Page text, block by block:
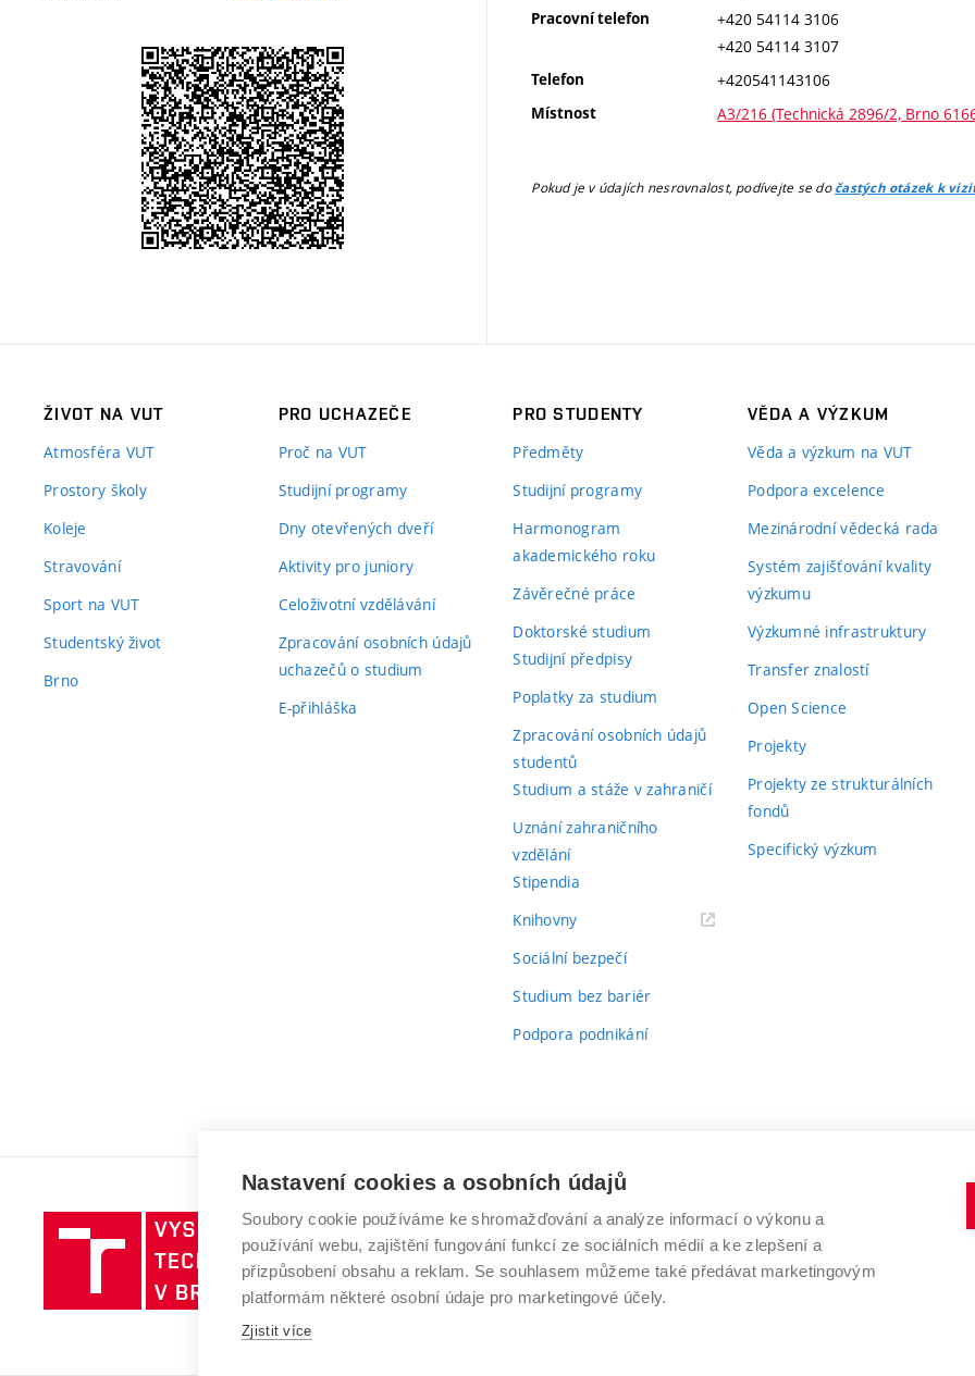
Pracovní telefon
+420 54114 3106
+420 54114 3107
Telefon +420541143106
Místnost A3/216 (Technická 2896/2, Brno
Pokud je v údajích nesrovnalost, podívejte se dočastých otázek k
ŽIVOT NA VUT
Atmosféra VUT
Prostory školy
Koleje
Stravování
Sport na VUT
Studentský život
Brno
PRO UCHAZEČE
Proč na VUT
Studijní programy
Dny otevřených dveří
Aktivity pro juniory
Celoživotní vzdělávání
Zpracování osobních údajů
uchazečů o studium
E-přihláška
PRO STUDENTY
Předměty
Studijní programy
Harmonogram
akademického roku
Závěrečné práce
Doktorské studium
Studijní předpisy
Poplatky za studium
Zpracování osobních údajů
studentů
Studium a stáže v zahraničí
Uznání zahraničního
vzdělání
Stipendia
Knihovny(externí
Sociální bezpečí
Studium bez bariér
Podpora podnikání
VĚDA A VÝZKUM
Věda a výzkum na VUT
Podpora excelence
Mezinárodní vědecká rada
Systém zajišťování kvality
výzkumu
Výzkumné infrastruktury
Transfer znalostí
Open Science
Projekty
Projekty ze strukturálních
fondů
Specifický výzkum
Vysoké
učení
technické
v
VYSOKÉ UČENÍ TECHNICKÉ V BRNĚ
Antonínská 548/1
602 00 Brno
www.vut.cz
Nastavení cookies a osobních údajů
Soubory cookie používáme ke shromažďování a analýze informací o výkonu a
používání webu, zajištění fungování funkcí ze sociálních médií a ke zlepšení a
přizpůsobení obsahu a reklam. Se souhlasem můžeme také předávat marketingovým
platformám některé osobní údaje pro marketingové účely.
Zjistit více